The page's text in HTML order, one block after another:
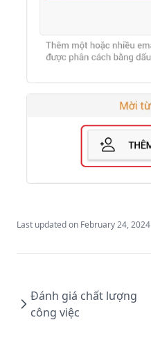
Last updated on February 24, 2024
Đánh giá chất lượng
công việc